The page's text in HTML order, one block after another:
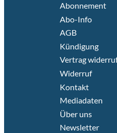
Abonnement
Abo-Info
AGB
Kündigung
Vertrag
Widerruf
Kontakt
Mediadaten
Über uns
Newsletter